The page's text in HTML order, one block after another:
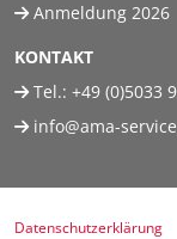
Anmeldung 2026
KONTAKT
Tel.: +49 (0)5033
info@ama-
Datenschutzerklärung